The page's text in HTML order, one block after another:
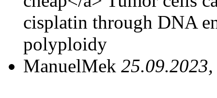
cisplatin through DNA
polyploidy
ManuelMek